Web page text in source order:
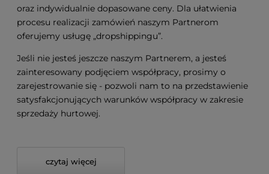
oraz indywidualnie dopasowane ceny. Dla ułatwienia
procesu realizacji zamówień naszym Partnerom
oferujemy usługę „dropshippingu”.
Jeśli nie jesteś jeszcze naszym Partnerem, a jesteś
zainteresowany podjęciem współpracy, prosimy o
zarejestrowanie się - pozwoli nam to na przedstawienie
satysfakcjonujących warunków współpracy w zakresie
sprzedaży hurtowej.
czytaj więcej